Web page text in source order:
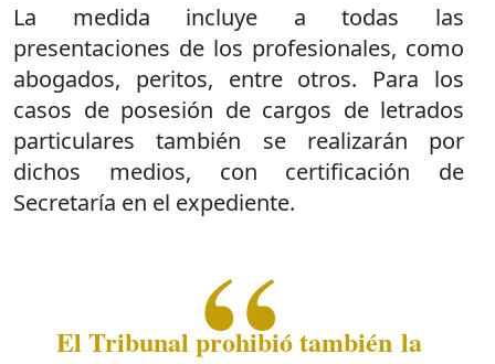
La medida incluye a todas las
presentaciones de los profesionales, como
abogados, peritos, entre otros. Para los
casos de posesión de cargos de letrados
particulares también se realizarán por
dichos medios, con certificación de
Secretaría en el expediente.
El Tribunal prohibió también la